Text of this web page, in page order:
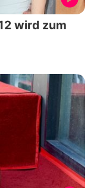
wird zum